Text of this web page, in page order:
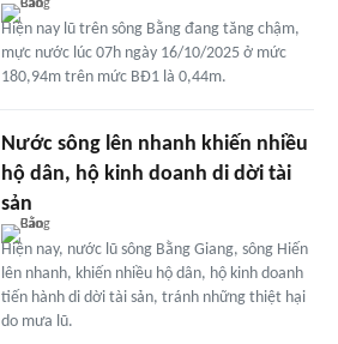
Hiện nay lũ trên sông Bằng đang tăng chậm,
mực nước lúc 07h ngày 16/10/2025 ở mức
180,94m trên mức BĐ1 là 0,44m.
Nước sông lên nhanh khiến nhiều
hộ dân, hộ kinh doanh di dời tài
sản
Hiện nay, nước lũ sông Bằng Giang, sông Hiến
lên nhanh, khiến nhiều hộ dân, hộ kinh doanh
tiến hành di dời tài sản, tránh những thiệt hại
do mưa lũ.